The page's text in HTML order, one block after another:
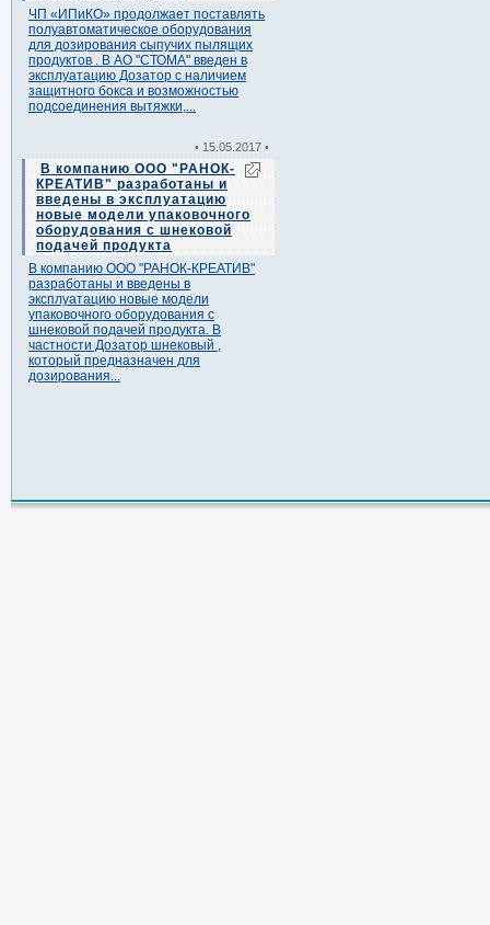
ЧП «ИПиКО» продолжает поставлять
полуавтоматическое оборудования
для дозирования сыпучих пылящих
продуктов . В АО "СТОМА" введен в
эксплуатацию Дозатор с наличием
защитного бокса и возможностью
подсоединения вытяжки,...
• 15.05.2017 •
В компанию ООО "РАНОК-
КРЕАТИВ" разработаны и
введены в эксплуатацию
новые модели упаковочного
оборудования с шнековой
подачей продукта
В компанию ООО "РАНОК-КРЕАТИВ"
разработаны и введены в
эксплуатацию новые модели
упаковочного оборудования с
шнековой подачей продукта. В
частности Дозатор шнековый ,
который предназначен для
дозирования...